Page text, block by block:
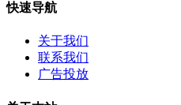
快速导航
关于我们
联系我们
广告投放